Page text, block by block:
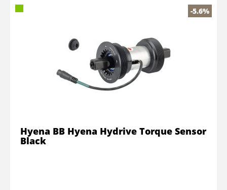
-5.6%
Hyena BB Hyena Hydrive Torque Sensor
Black